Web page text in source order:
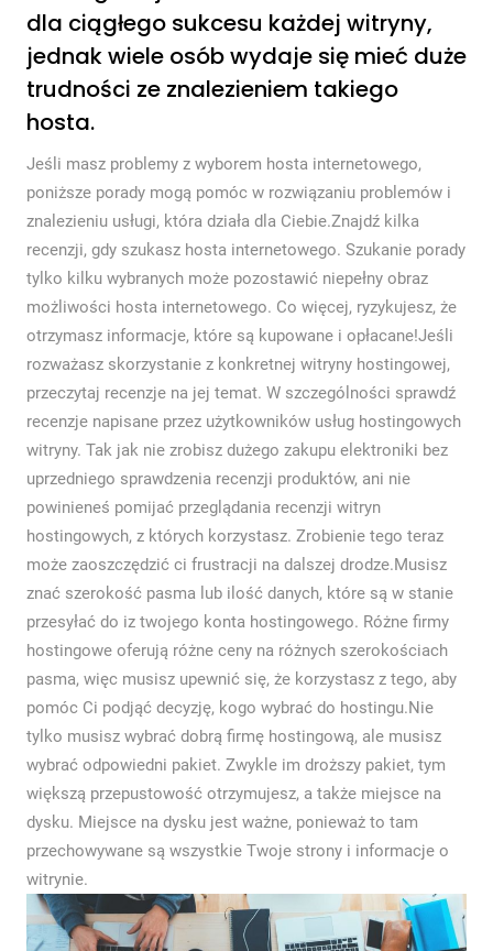
dla ciągłego sukcesu każdej witryny,
jednak wiele osób wydaje się mieć duże
trudności ze znalezieniem takiego
hosta.
Jeśli masz problemy z wyborem hosta internetowego,
poniższe porady mogą pomóc w rozwiązaniu problemów i
znalezieniu usługi, która działa dla Ciebie.Znajdź kilka
recenzji, gdy szukasz hosta internetowego. Szukanie porady
tylko kilku wybranych może pozostawić niepełny obraz
możliwości hosta internetowego. Co więcej, ryzykujesz, że
otrzymasz informacje, które są kupowane i opłacane!Jeśli
rozważasz skorzystanie z konkretnej witryny hostingowej,
przeczytaj recenzje na jej temat. W szczególności sprawdź
recenzje napisane przez użytkowników usług hostingowych
witryny. Tak jak nie zrobisz dużego zakupu elektroniki bez
uprzedniego sprawdzenia recenzji produktów, ani nie
powinieneś pomijać przeglądania recenzji witryn
hostingowych, z których korzystasz. Zrobienie tego teraz
może zaoszczędzić ci frustracji na dalszej drodze.Musisz
znać szerokość pasma lub ilość danych, które są w stanie
przesyłać do iz twojego konta hostingowego. Różne firmy
hostingowe oferują różne ceny na różnych szerokościach
pasma, więc musisz upewnić się, że korzystasz z tego, aby
pomóc Ci podjąć decyzję, kogo wybrać do hostingu.Nie
tylko musisz wybrać dobrą firmę hostingową, ale musisz
wybrać odpowiedni pakiet. Zwykle im droższy pakiet, tym
większą przepustowość otrzymujesz, a także miejsce na
dysku. Miejsce na dysku jest ważne, ponieważ to tam
przechowywane są wszystkie Twoje strony i informacje o
witrynie.